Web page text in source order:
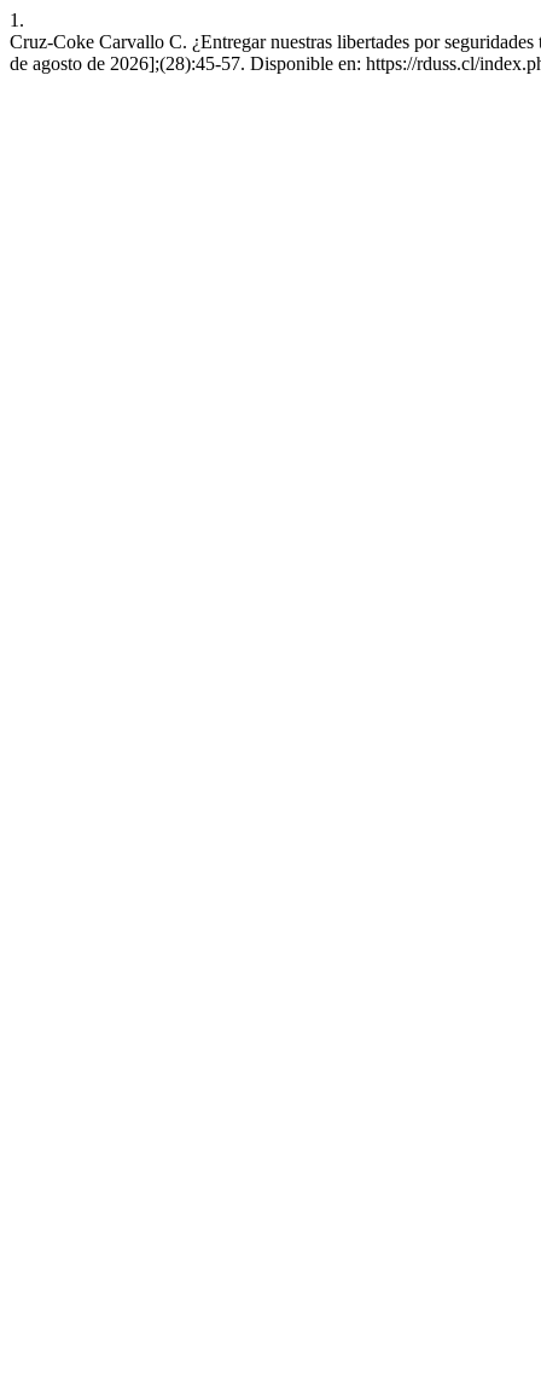
1.
Cruz-Coke Carvallo C. ¿Entregar nuestras libertades por
de agosto de 2026];(28):45-57. Disponible en: https://rduss.cl/